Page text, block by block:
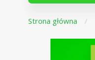
Z myślą
Strona główna